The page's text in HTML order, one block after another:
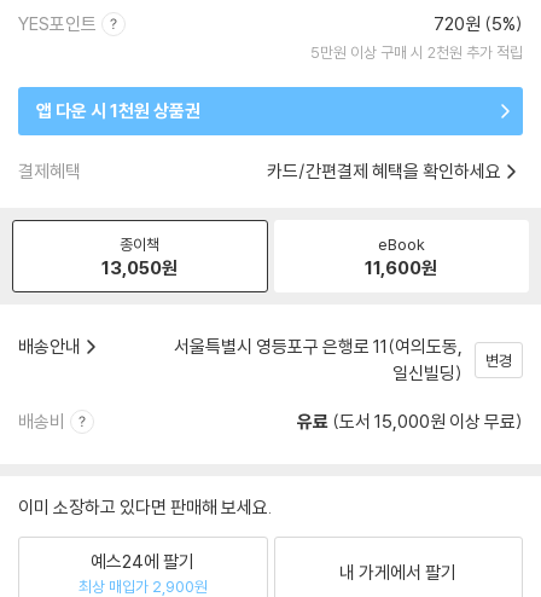
YES포인트 720원 (5%)
5만원 이상 구매 시 2천원 추가 적립
앱 다운 시 1천원 상품권
결제혜택 카드/간편결제 혜택을 확인하세요
종이책
13,050원
eBook
11,600원
배송안내
서울특별시 영등포구 은행로 11(여의도동,
일신빌딩)
변경
배송비 유료 (도서 15,000원 이상 무료)
이미 소장하고 있다면 판매해 보세요.
예스24에 팔기
최상 매입가 2,900원
내 가게에서 팔기